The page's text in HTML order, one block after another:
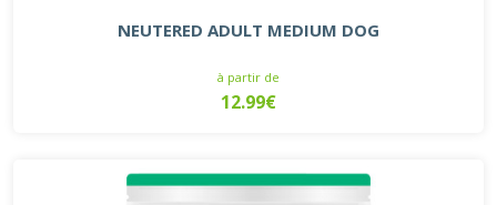
NEUTERED ADULT MEDIUM DOG
à partir de
12.99€